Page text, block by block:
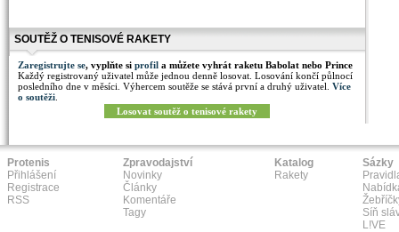
SOUTĚŽ O TENISOVÉ RAKETY
Zaregistrujte se, vyplňte si profil a můžete vyhrát raketu Babolat nebo Prince
Každý registrovaný uživatel může jednou denně losovat. Losování končí půlnocí
posledního dne v měsíci. Výhercem soutěže se stává první a druhý uživatel. Více
o soutěži
Losovat soutěž o tenisové rakety
Protenis
Přihlášení
Registrace
RSS
Zpravodajství
Novinky
Články
Komentáře
Tagy
Katalog
Rakety
Sázky
Síň
L!VE